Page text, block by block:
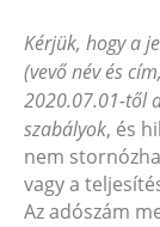
Kérjük, hogy a
(vevő név és
2020.07.01-től
szabályok, és
nem
vagy a
Az adószám